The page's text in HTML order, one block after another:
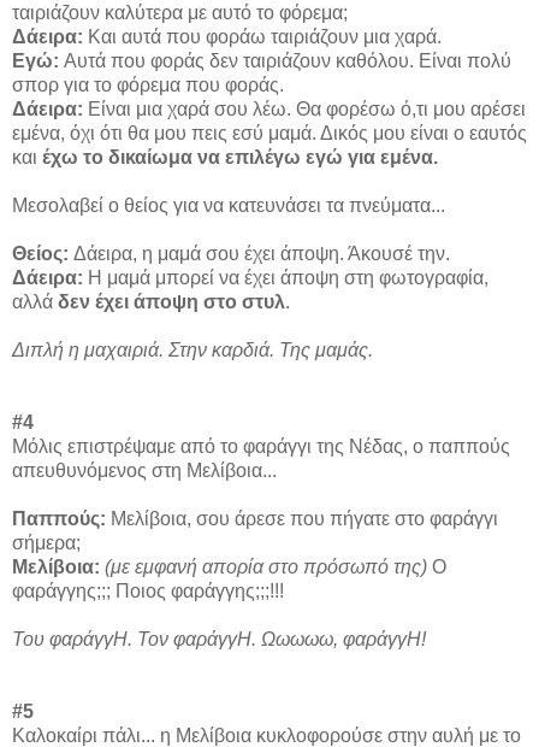
ταιριάζουν καλύτερα με αυτό το φόρεμα;
Δάειρα: Και αυτά που φοράω ταιριάζουν μια χαρά.
Εγώ: Αυτά που φοράς δεν ταιριάζουν καθόλου. Είναι πολύ
σπορ για το φόρεμα που φοράς.
Δάειρα: Είναι μια χαρά σου λέω. Θα φορέσω ό,τι μου αρέσει
εμένα, όχι ότι θα μου πεις εσύ μαμά. Δικός μου είναι ο εαυτός
και έχω το δικαίωμα να επιλέγω εγώ για εμένα.
Μεσολαβεί ο θείος για να κατευνάσει τα πνεύματα...
Θείος: Δάειρα, η μαμά σου έχει άποψη. Άκουσέ την.
Δάειρα: Η μαμά μπορεί να έχει άποψη στη φωτογραφία,
αλλά δεν έχει άποψη στο στυλ.
Διπλή η μαχαιριά. Στην καρδιά. Της μαμάς.
#4
Μόλις επιστρέψαμε από το φαράγγι της Νέδας, ο παππούς
απευθυνόμενος στη Μελίβοια...
Παππούς: Μελίβοια, σου άρεσε που πήγατε στο φαράγγι
σήμερα;
Μελίβοια: (με εμφανή απορία στο πρόσωπό της) Ο
φαράγγης;;; Ποιος φαράγγης;;;!!!
Του φαράγγΗ. Τον φαράγγΗ. Ωωωωω, φαράγγΗ!
#5
Καλοκαίρι πάλι... η Μελίβοια κυκλοφορούσε στην αυλή με το